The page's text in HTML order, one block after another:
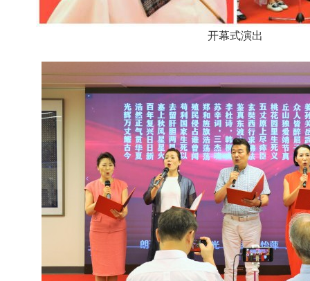
开幕式演出